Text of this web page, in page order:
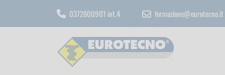
0372800901 int.4 formazione@eurotecno.it